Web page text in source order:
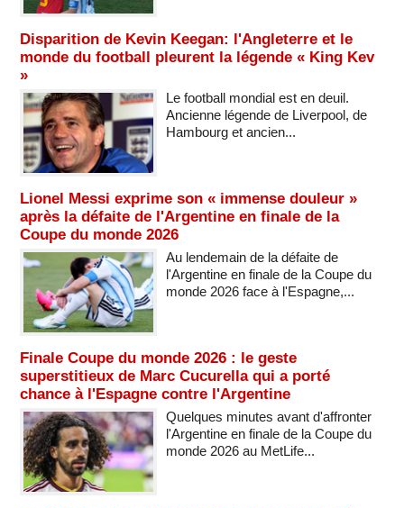
Disparition de Kevin Keegan: l'Angleterre et le
monde du football pleurent la légende « King Kev
»
Le football mondial est en deuil.
Ancienne légende de Liverpool, de
Hambourg et ancien...
Lionel Messi exprime son « immense douleur »
après la défaite de l'Argentine en finale de la
Coupe du monde 2026
Au lendemain de la défaite de
l'Argentine en finale de la Coupe du
monde 2026 face à l'Espagne,...
Finale Coupe du monde 2026 : le geste
superstitieux de Marc Cucurella qui a porté
chance à l'Espagne contre l'Argentine
Quelques minutes avant d'affronter
l'Argentine en finale de la Coupe du
monde 2026 au MetLife...